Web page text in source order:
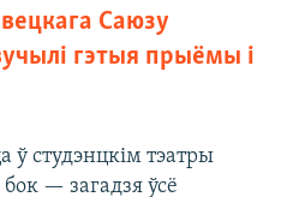
Саюзу
гэтыя прыёмы і
ў студэнцкім тэатры
бок — загадзя ўсё